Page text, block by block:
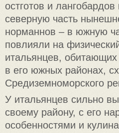
остготов и
северную часть
норманнов – в южную
повлияли на
итальянцев,
в его южных районах,
Средиземноморского
У итальянцев сильно
своему району, с его
особенностями и